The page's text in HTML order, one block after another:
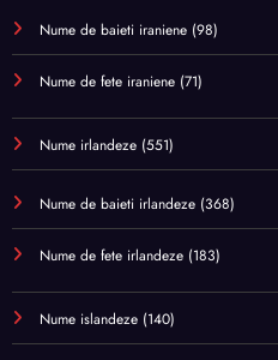
Nume de baieti iraniene (98)
Nume de fete iraniene (71)
Nume irlandeze (551)
Nume de baieti irlandeze (368)
Nume de fete irlandeze (183)
Nume islandeze (140)